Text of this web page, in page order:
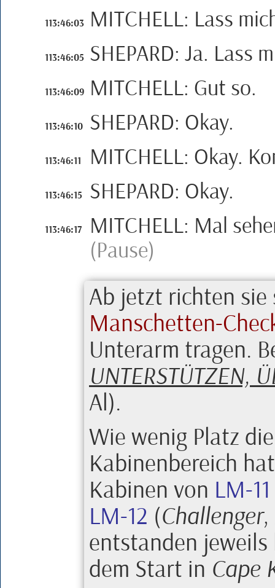
113:46:03 MITCHELL: Lass
113:46:05 SHEPARD: Ja. Lass
113:46:09 MITCHELL: Gut so.
113:46:10 SHEPARD: Okay.
113:46:11 MITCHELL: Okay.
113:46:15 SHEPARD: Okay.
113:46:17 MITCHELL: Mal
(Pause)
Ab jetzt richten sie
Manschetten-
Unterarm tragen.
UNTERSTÜTZEN,
Al).
Wie wenig Platz
Kabinenbereich
Kabinen von LM-11
LM-12 (Challenger,
entstanden
dem Start in Cape